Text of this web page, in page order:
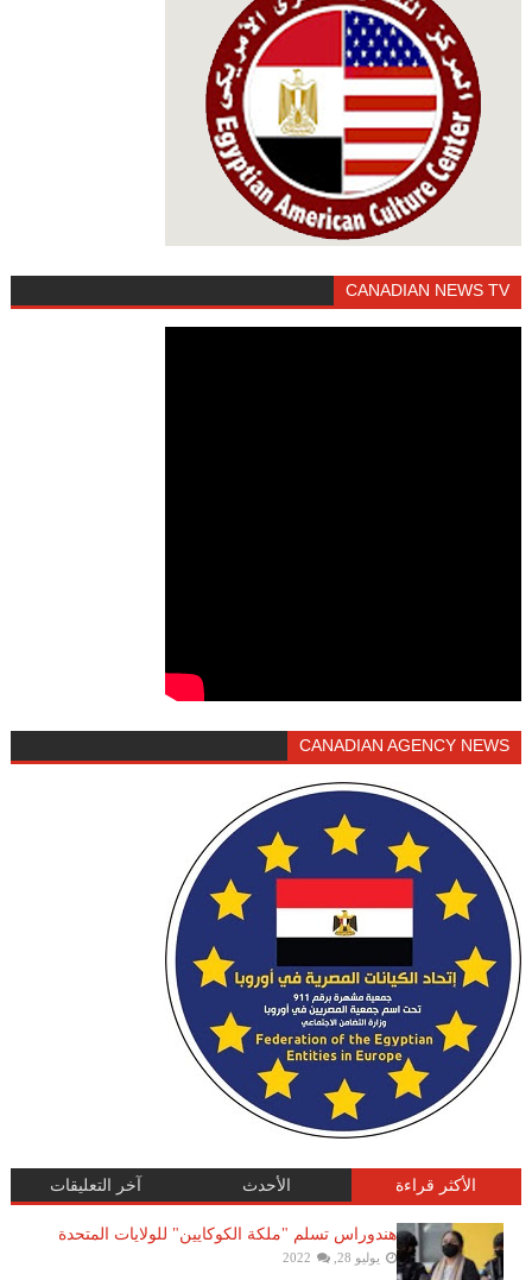
CANADIAN NEWS TV
CANADIAN AGENCY NEWS
الأكثر قراءة الأحدث آخر التعليقات
هندوراس تسلم "ملكة الكوكايين" للولايات المتحدة
يوليو 28, 2022